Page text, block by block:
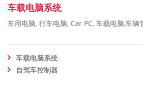
车载电脑系统
车用电脑, 行车电脑, Car PC, 车载电脑,车辆
车载电脑系统
自驾车控制器